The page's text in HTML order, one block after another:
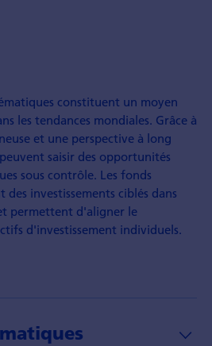
constituent un moyen
les tendances mondiales. Grâce à
et une perspective à long
saisir des opportunités
sous contrôle. Les fonds
investissements ciblés dans
permettent d'aligner le
d'investissement individuels.